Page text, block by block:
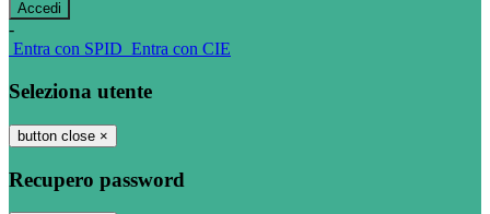
-
Entra con SPID Entra con CIE
Seleziona utente
button close ×
Recupero password